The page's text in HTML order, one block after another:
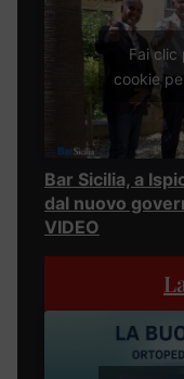
Fai clic
cookie
Bar Sicilia, a
dal nuovo
VIDEO